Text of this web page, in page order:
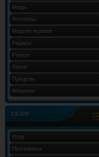
Моды
Логотипы
Модели игроков
Радары
Разное
Звуки
Прицелы
Waypoint
CS GO
Игра
Программы